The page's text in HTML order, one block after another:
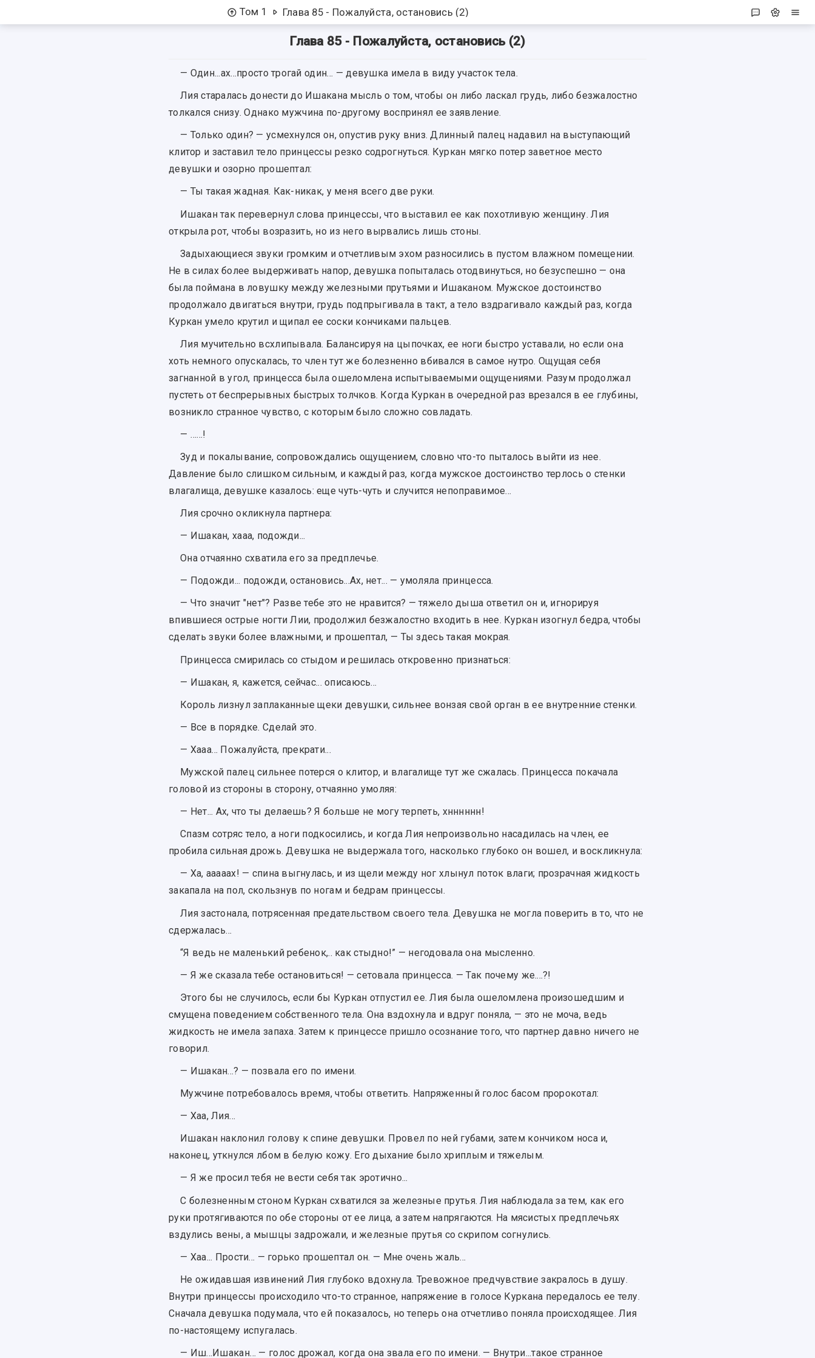
Том 1 Глава 85 - Пожалуйста, остановись (2)
Глава 85 - Пожалуйста, остановись (2)
— Один...ах...просто трогай один… — девушка имела в виду участок тела.
Лия старалась донести до Ишакана мысль о том, чтобы он либо ласкал грудь, либо безжалостно
толкался снизу. Однако мужчина по-другому воспринял ее заявление.
— Только один? — усмехнулся он, опустив руку вниз. Длинный палец надавил на выступающий
клитор и заставил тело принцессы резко содрогнуться. Куркан мягко потер заветное место
девушки и озорно прошептал:
— Ты такая жадная. Как-никак, у меня всего две руки.
Ишакан так перевернул слова принцессы, что выставил ее как похотливую женщину. Лия
открыла рот, чтобы возразить, но из него вырвались лишь стоны.
Задыхающиеся звуки громким и отчетливым эхом разносились в пустом влажном помещении.
Не в силах более выдерживать напор, девушка попыталась отодвинуться, но безуспешно — она
была поймана в ловушку между железными прутьями и Ишаканом. Мужское достоинство
продолжало двигаться внутри, грудь подпрыгивала в такт, а тело вздрагивало каждый раз, когда
Куркан умело крутил и щипал ее соски кончиками пальцев.
Лия мучительно всхлипывала. Балансируя на цыпочках, ее ноги быстро уставали, но если она
хоть немного опускалась, то член тут же болезненно вбивался в самое нутро. Ощущая себя
загнанной в угол, принцесса была ошеломлена испытываемыми ощущениями. Разум продолжал
пустеть от беспрерывных быстрых толчков. Когда Куркан в очередной раз врезался в ее глубины,
возникло странное чувство, с которым было сложно совладать.
— ……!
Зуд и покалывание, сопровождались ощущением, словно что-то пыталось выйти из нее.
Давление было слишком сильным, и каждый раз, когда мужское достоинство терлось о стенки
влагалища, девушке казалось: еще чуть-чуть и случится непоправимое…
Лия срочно окликнула партнера:
— Ишакан, хааа, подожди...
Она отчаянно схватила его за предплечье.
— Подожди... подожди, остановись...Ах, нет... — умоляла принцесса.
— Что значит "нет"? Разве тебе это не нравится? — тяжело дыша ответил он и, игнорируя
впившиеся острые ногти Лии, продолжил безжалостно входить в нее. Куркан изогнул бедра, чтобы
сделать звуки более влажными, и прошептал, — Ты здесь такая мокрая.
Принцесса смирилась со стыдом и решилась откровенно признаться:
— Ишакан, я, кажется, сейчас... описаюсь...
Король лизнул заплаканные щеки девушки, сильнее вонзая свой орган в ее внутренние стенки.
— Все в порядке. Сделай это.
— Хааа… Пожалуйста, прекрати...
Мужской палец сильнее потерся о клитор, и влагалище тут же сжалась. Принцесса покачала
головой из стороны в сторону, отчаянно умоляя:
— Нет... Ах, что ты делаешь? Я больше не могу терпеть, хнннннн!
Спазм сотряс тело, а ноги подкосились, и когда Лия непроизвольно насадилась на член, ее
пробила сильная дрожь. Девушка не выдержала того, насколько глубоко он вошел, и воскликнула:
— Ха, ааааах! — спина выгнулась, и из щели между ног хлынул поток влаги; прозрачная жидкость
закапала на пол, скользнув по ногам и бедрам принцессы.
Лия застонала, потрясенная предательством своего тела. Девушка не могла поверить в то, что не
сдержалась…
“Я ведь не маленький ребенок,.. как стыдно!” — негодовала она мысленно.
— Я же сказала тебе остановиться! — сетовала принцесса. — Так почему же....?!
Этого бы не случилось, если бы Куркан отпустил ее. Лия была ошеломлена произошедшим и
смущена поведением собственного тела. Она вздохнула и вдруг поняла, — это не моча, ведь
жидкость не имела запаха. Затем к принцессе пришло осознание того, что партнер давно ничего не
говорил.
— Ишакан...? — позвала его по имени.
Мужчине потребовалось время, чтобы ответить. Напряженный голос басом пророкотал:
— Хаа, Лия…
Ишакан наклонил голову к спине девушки. Провел по ней губами, затем кончиком носа и,
наконец, уткнулся лбом в белую кожу. Его дыхание было хриплым и тяжелым.
— Я же просил тебя не вести себя так эротично...
С болезненным стоном Куркан схватился за железные прутья. Лия наблюдала за тем, как его
руки протягиваются по обе стороны от ее лица, а затем напрягаются. На мясистых предплечьях
вздулись вены, а мышцы задрожали, и железные прутья со скрипом согнулись.
— Хаа... Прости... — горько прошептал он. — Мне очень жаль...
Не ожидавшая извинений Лия глубоко вдохнула. Тревожное предчувствие закралось в душу.
Внутри принцессы происходило что-то странное, напряжение в голосе Куркана передалось ее телу.
Сначала девушка подумала, что ей показалось, но теперь она отчетливо поняла происходящее. Лия
по-настоящему испугалась.
— Иш...Ишакан… — голос дрожал, когда она звала его по имени. — Внутри...такое странное